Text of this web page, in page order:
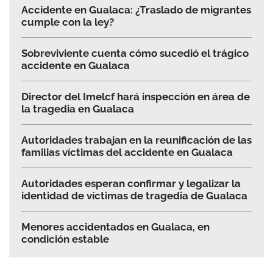
Accidente en Gualaca: ¿Traslado de migrantes
cumple con la ley?
Sobreviviente cuenta cómo sucedió el trágico
accidente en Gualaca
Director del Imelcf hará inspección en área de
la tragedia en Gualaca
Autoridades trabajan en la reunificación de las
familias víctimas del accidente en Gualaca
Autoridades esperan confirmar y legalizar la
identidad de víctimas de tragedia de Gualaca
Menores accidentados en Gualaca, en
condición estable